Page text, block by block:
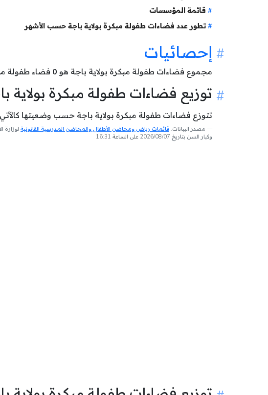
قائمة المؤسسات
تطور عدد فضاءات طفولة مبكرة بولاية باجة حسب الأشهر
إحصائيات
مجموع فضاءات طفولة مبكرة بولاية باجة هو 0 فضاء طفولة مبكرة
توزيع فضاءات طفولة مبكرة
تتوزع فضاءات طفولة مبكرة بولاية باجة حسب وضعيتها
مصدر البيانات: قائمات رياض ومحاضن الأطفال والمحاضن المدرسية القانونية لوزارة
وكبار السن بتاريخ 2026/08/07 على الساعة 16:31